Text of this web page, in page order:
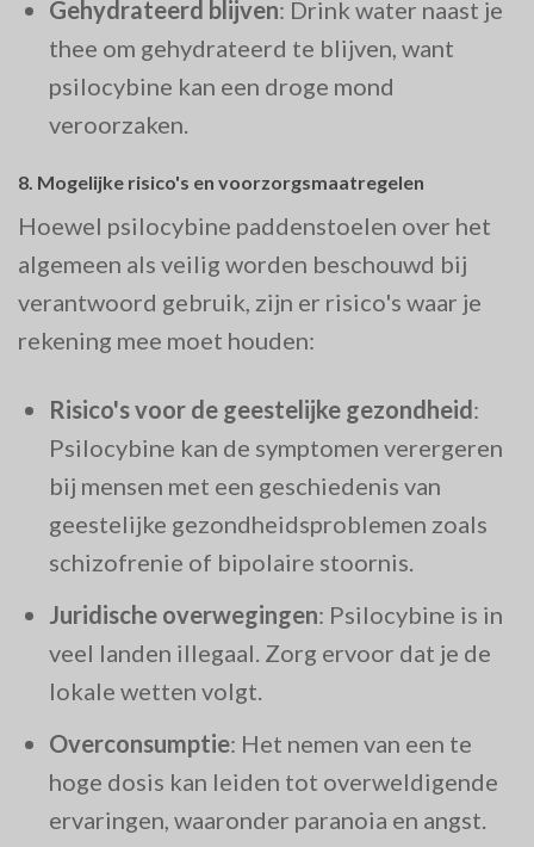
Gehydrateerd blijven: Drink water naast je
thee om gehydrateerd te blijven, want
psilocybine kan een droge mond
veroorzaken.
8. Mogelijke risico's en voorzorgsmaatregelen
Hoewel psilocybine paddenstoelen over het
algemeen als veilig worden beschouwd bij
verantwoord gebruik, zijn er risico's waar je
rekening mee moet houden:
Risico's voor de geestelijke gezondheid:
Psilocybine kan de symptomen verergeren
bij mensen met een geschiedenis van
geestelijke gezondheidsproblemen zoals
schizofrenie of bipolaire stoornis.
Juridische overwegingen: Psilocybine is in
veel landen illegaal. Zorg ervoor dat je de
lokale wetten volgt.
Overconsumptie: Het nemen van een te
hoge dosis kan leiden tot overweldigende
ervaringen, waaronder paranoia en angst.